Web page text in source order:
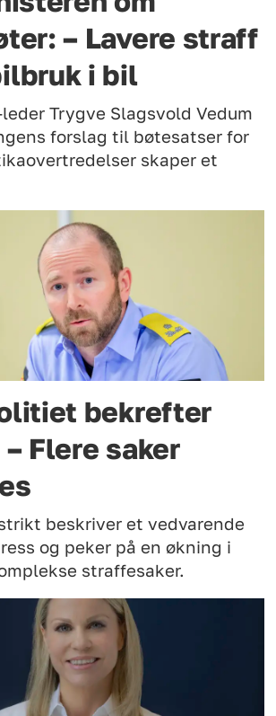
– Lavere straff
i bil
Trygve Slagsvold Vedum
forslag til bøtesatser for
skaper et
bekrefter
Flere saker
beskriver et vedvarende
og peker på en økning i
straffesaker.